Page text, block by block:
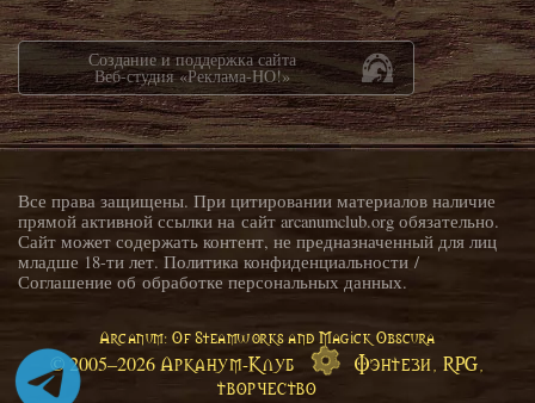
Создание и поддержка сайта
Веб-студия «Реклама-НО!»
Все права защищены. При цитировании материалов наличие
прямой активной ссылки на сайт arcanumclub.org обязательно.
Сайт может содержать контент, не предназначенный для лиц
младше 18-ти лет. Политика конфиденциальности /
Соглашение об обработке персональных данных.
Arcanum: Of Steamworks and Magick Obscura
© 2005–2026 Арканум-Клуб
Фэнтези, RPG,
творчество